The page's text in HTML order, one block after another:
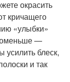
окрасить
кричащего
«улыбки»
—
усилить блеск,
и так